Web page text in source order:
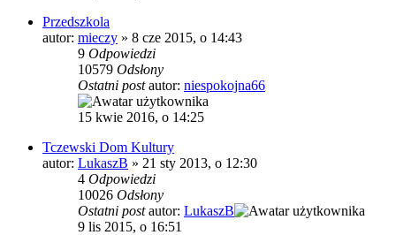
Przedszkola
autor: mieczy » 8 cze 2015, o 14:43
9 Odpowiedzi
10579 Odsłony
Ostatni postautor: niespokojna66
15 kwie 2016, o 14:25
Tczewski Dom Kultury
autor: LukaszB » 21 sty 2013, o 12:30
4 Odpowiedzi
10026 Odsłony
Ostatni postautor: LukaszB
9 lis 2015, o 16:51